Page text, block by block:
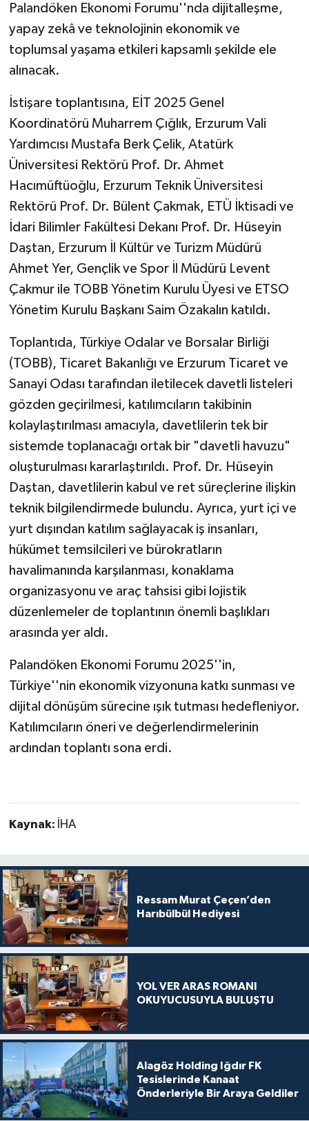
Palandöken Ekonomi Forumu''nda dijitalleşme,
yapay zekâ ve teknolojinin ekonomik ve
toplumsal yaşama etkileri kapsamlı şekilde ele
alınacak.
İstişare toplantısına, EİT 2025 Genel
Koordinatörü Muharrem Çığlık, Erzurum Vali
Yardımcısı Mustafa Berk Çelik, Atatürk
Üniversitesi Rektörü Prof. Dr. Ahmet
Hacımüftüoğlu, Erzurum Teknik Üniversitesi
Rektörü Prof. Dr. Bülent Çakmak, ETÜ İktisadi ve
İdari Bilimler Fakültesi Dekanı Prof. Dr. Hüseyin
Daştan, Erzurum İl Kültür ve Turizm Müdürü
Ahmet Yer, Gençlik ve Spor İl Müdürü Levent
Çakmur ile TOBB Yönetim Kurulu Üyesi ve ETSO
Yönetim Kurulu Başkanı Saim Özakalın katıldı.
Toplantıda, Türkiye Odalar ve Borsalar Birliği
(TOBB), Ticaret Bakanlığı ve Erzurum Ticaret ve
Sanayi Odası tarafından iletilecek davetli listeleri
gözden geçirilmesi, katılımcıların takibinin
kolaylaştırılması amacıyla, davetlilerin tek bir
sistemde toplanacağı ortak bir "davetli havuzu"
oluşturulması kararlaştırıldı. Prof. Dr. Hüseyin
Daştan, davetlilerin kabul ve ret süreçlerine ilişkin
teknik bilgilendirmede bulundu. Ayrıca, yurt içi ve
yurt dışından katılım sağlayacak iş insanları,
hükümet temsilcileri ve bürokratların
havalimanında karşılanması, konaklama
organizasyonu ve araç tahsisi gibi lojistik
düzenlemeler de toplantının önemli başlıkları
arasında yer aldı.
Palandöken Ekonomi Forumu 2025''in,
Türkiye''nin ekonomik vizyonuna katkı sunması ve
dijital dönüşüm sürecine ışık tutması hedefleniyor.
Katılımcıların öneri ve değerlendirmelerinin
ardından toplantı sona erdi.
Kaynak: İHA
Ressam Murat Çeçen’den
Harıbülbül Hediyesi
YOL VER ARAS ROMANI
OKUYUCUSUYLA BULUŞTU
Alagöz Holding Iğdır FK
Tesislerinde Kanaat
Önderleriyle Bir Araya Geldiler